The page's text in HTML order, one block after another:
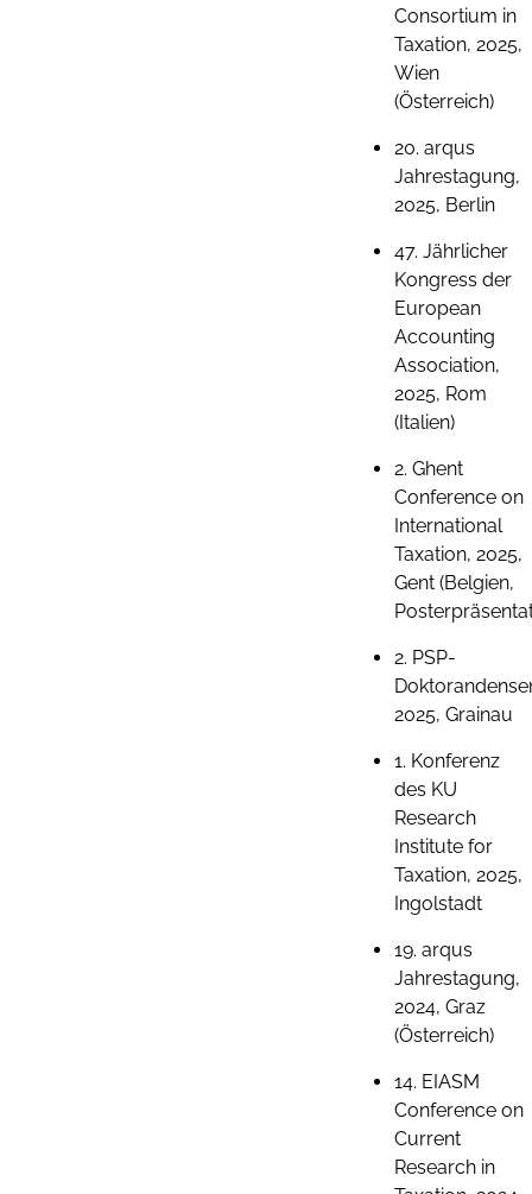
Consortium in
Taxation, 2025,
Wien
(Österreich)
20. arqus
Jahrestagung,
2025, Berlin
47. Jährlicher
Kongress der
European
Accounting
Association,
2025, Rom
(Italien)
2. Ghent
Conference on
International
Taxation, 2025,
Gent (Belgien,
2. PSP-
2025, Grainau
1. Konferenz
des KU
Research
Institute for
Taxation, 2025,
Ingolstadt
19. arqus
Jahrestagung,
2024, Graz
(Österreich)
14. EIASM
Conference on
Current
Research in